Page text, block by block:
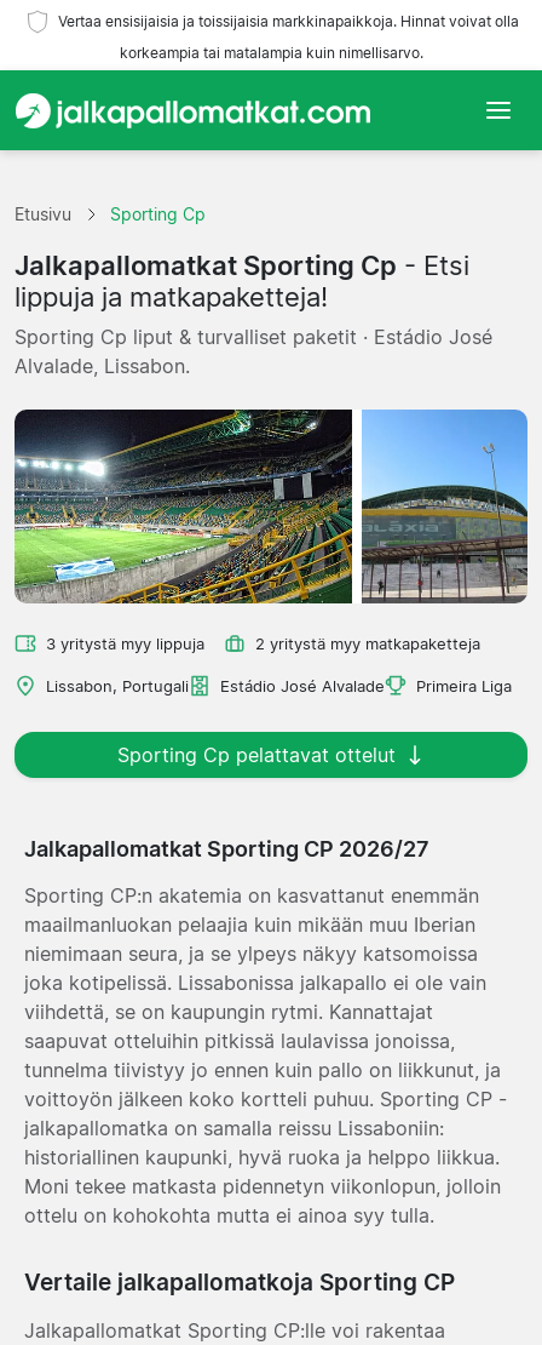
Vertaa ensisijaisia ja toissijaisia markkinapaikkoja. Hinnat voivat olla
korkeampia tai matalampia kuin nimellisarvo.
Joukkueet
Liigat
Matkatoimistoja
Etusivu Sporting Cp
Jalkapallomatkat Sporting Cp - Etsi
lippuja ja matkapaketteja!
Sporting Cp liput & turvalliset paketit · Estádio José
Alvalade, Lissabon.
3 yritystä myy lippuja 2 yritystä myy matkapaketteja
Lissabon, Portugali Estádio José Alvalade Primeira Liga
Sporting Cp pelattavat ottelut
Jalkapallomatkat Sporting CP 2026/27
Sporting CP:n akatemia on kasvattanut enemmän
maailmanluokan pelaajia kuin mikään muu Iberian
niemimaan seura, ja se ylpeys näkyy katsomoissa
joka kotipelissä. Lissabonissa jalkapallo ei ole vain
viihdettä, se on kaupungin rytmi. Kannattajat
saapuvat otteluihin pitkissä laulavissa jonoissa,
tunnelma tiivistyy jo ennen kuin pallo on liikkunut, ja
voittoyön jälkeen koko kortteli puhuu. Sporting CP -
jalkapallomatka on samalla reissu Lissaboniin:
historiallinen kaupunki, hyvä ruoka ja helppo liikkua.
Moni tekee matkasta pidennetyn viikonlopun, jolloin
ottelu on kohokohta mutta ei ainoa syy tulla.
Vertaile jalkapallomatkoja Sporting CP
Jalkapallomatkat Sporting CP:lle voi rakentaa